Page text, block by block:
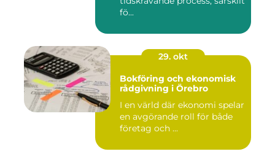
fö...
29. okt
Bokföring och ekonomisk
rådgivning i Örebro
I en värld där ekonomi spelar
en avgörande roll för både
företag och ...